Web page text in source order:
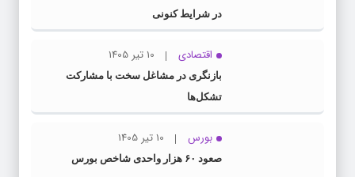
در شرایط کنونی
اقتصادی 10 تیر 1405
بازنگری در مشاغل سخت با مشارکت
تشکل‌ها
بورس 10 تیر 1405
صعود ۶۰ هزار واحدی شاخص بورس